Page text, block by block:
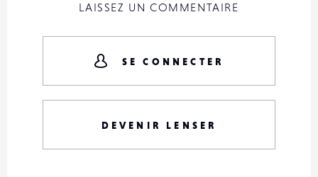
LAISSEZ UN COMMENTAIRE
SE CONNECTER
DEVENIR LENSER